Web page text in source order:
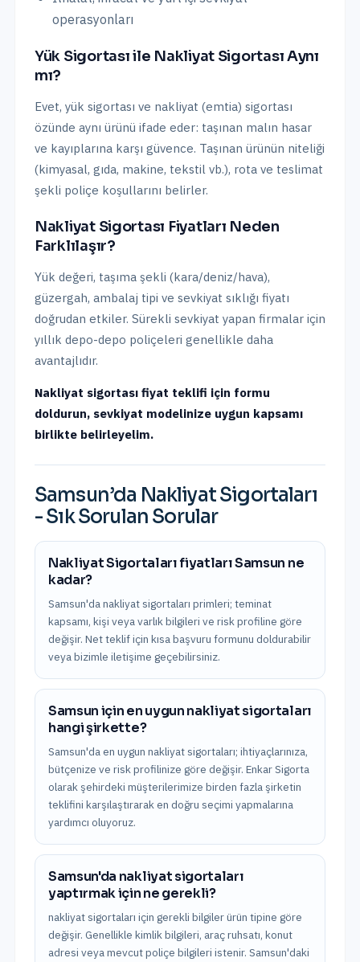
operasyonları
Yük Sigortası ile Nakliyat Sigortası Aynı
mı?
Evet, yük sigortası ve nakliyat (emtia) sigortası
özünde aynı ürünü ifade eder: taşınan malın hasar
ve kayıplarına karşı güvence. Taşınan ürünün niteliği
(kimyasal, gıda, makine, tekstil vb.), rota ve teslimat
şekli poliçe koşullarını belirler.
Nakliyat Sigortası Fiyatları Neden
Farklılaşır?
Yük değeri, taşıma şekli (kara/deniz/hava),
güzergah, ambalaj tipi ve sevkiyat sıklığı fiyatı
doğrudan etkiler. Sürekli sevkiyat yapan firmalar için
yıllık depo-depo poliçeleri genellikle daha
avantajlıdır.
Nakliyat sigortası fiyat teklifi için formu
doldurun, sevkiyat modelinize uygun kapsamı
birlikte belirleyelim.
Samsun’da Nakliyat Sigortaları
- Sık Sorulan Sorular
Nakliyat Sigortaları fiyatları Samsun ne
kadar?
Samsun'da nakliyat sigortaları primleri; teminat
kapsamı, kişi veya varlık bilgileri ve risk profiline göre
değişir. Net teklif için kısa başvuru formunu doldurabilir
veya bizimle iletişime geçebilirsiniz.
Samsun için en uygun nakliyat sigortaları
hangi şirkette?
Samsun'da en uygun nakliyat sigortaları; ihtiyaçlarınıza,
bütçenize ve risk profilinize göre değişir. Enkar Sigorta
olarak şehirdeki müşterilerimize birden fazla şirketin
teklifini karşılaştırarak en doğru seçimi yapmalarına
yardımcı oluyoruz.
Samsun'da nakliyat sigortaları
yaptırmak için ne gerekli?
nakliyat sigortaları için gerekli bilgiler ürün tipine göre
değişir. Genellikle kimlik bilgileri, araç ruhsatı, konut
adresi veya mevcut poliçe bilgileri istenir. Samsun'daki